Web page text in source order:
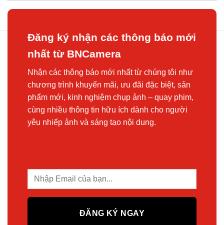
Đăng ký nhận các thông báo mới
nhất từ BNCamera
Nhận các thông báo mới nhất từ chúng tôi như
chương trình khuyến mãi, ưu đãi đặc biệt, sản
phẩm mới, kinh nghiệm chụp ảnh – quay phim,
cùng nhiều thông tin hữu ích dành cho người
yêu nhiếp ảnh và sáng tạo nội dung.